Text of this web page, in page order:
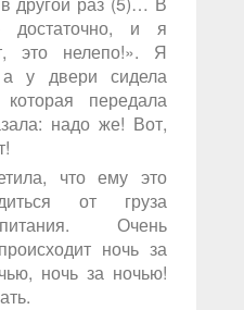
достаточно, и я
это нелепо!». Я
у двери сидела
передала
надо же! Вот,
что ему это
от груза
Очень
ночь за
ночь за ночью!